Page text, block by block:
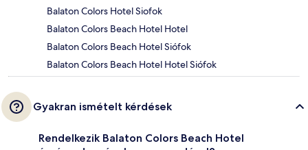
Balaton Colors Hotel Siofok
Balaton Colors Beach Hotel Hotel
Balaton Colors Beach Hotel Siófok
Balaton Colors Beach Hotel Hotel Siófok
Gyakran ismételt kérdések
Rendelkezik Balaton Colors Beach Hotel